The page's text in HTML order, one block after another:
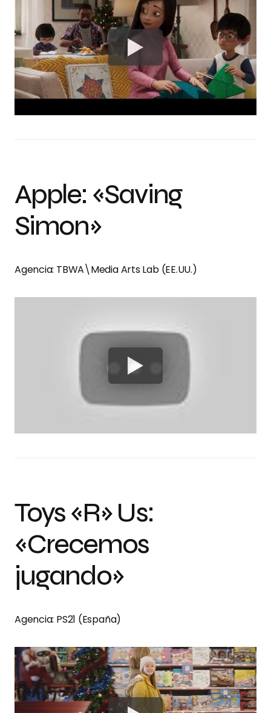
Apple: «Saving
Simon»
Agencia: TBWA\Media Arts Lab (EE.UU.)
Toys «R» Us:
«Crecemos
jugando»
Agencia: PS21 (España)